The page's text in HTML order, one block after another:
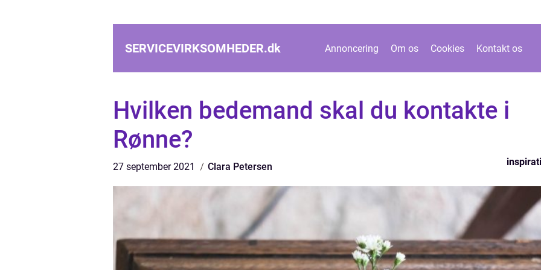
SERVICEVIRKSOMHEDER.dk Annoncering Om os Cookies Kontakt os
Hvilken bedemand skal du kontakte i
Rønne?
27 september 2021 Clara Petersen